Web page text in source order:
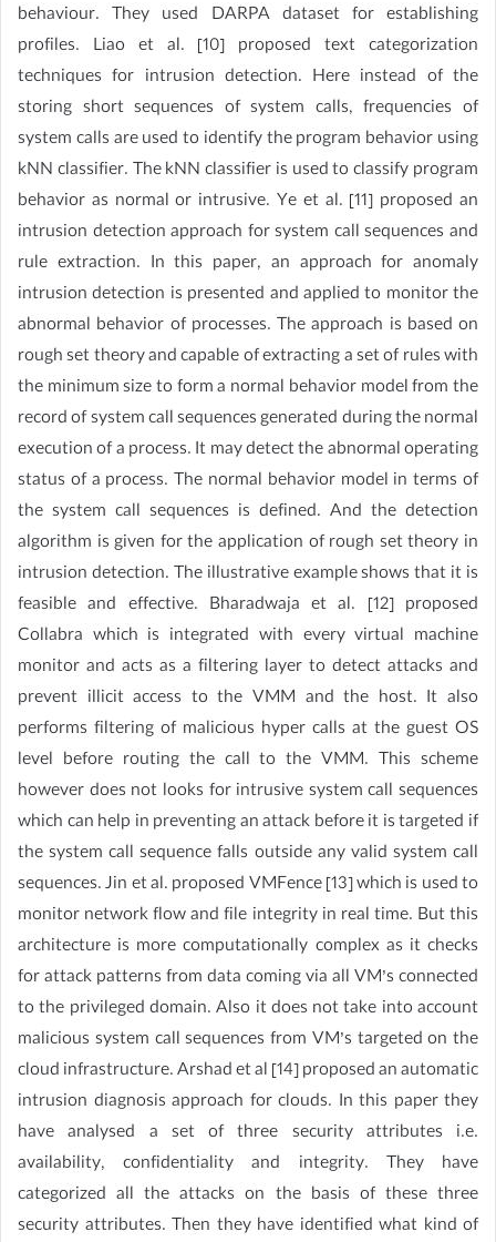
behaviour. They used DARPA dataset for establishing
profiles. Liao et al. [10] proposed text categorization
techniques for intrusion detection. Here instead of the
storing short sequences of system calls, frequencies of
system calls are used to identify the program behavior using
kNN classifier. The kNN classifier is used to classify program
behavior as normal or intrusive. Ye et al. [11] proposed an
intrusion detection approach for system call sequences and
rule extraction. In this paper, an approach for anomaly
intrusion detection is presented and applied to monitor the
abnormal behavior of processes. The approach is based on
rough set theory and capable of extracting a set of rules with
the minimum size to form a normal behavior model from the
record of system call sequences generated during the normal
execution of a process. It may detect the abnormal operating
status of a process. The normal behavior model in terms of
the system call sequences is defined. And the detection
algorithm is given for the application of rough set theory in
intrusion detection. The illustrative example shows that it is
feasible and effective. Bharadwaja et al. [12] proposed
Collabra which is integrated with every virtual machine
monitor and acts as a filtering layer to detect attacks and
prevent illicit access to the VMM and the host. It also
performs filtering of malicious hyper calls at the guest OS
level before routing the call to the VMM. This scheme
however does not looks for intrusive system call sequences
which can help in preventing an attack before it is targeted if
the system call sequence falls outside any valid system call
sequences. Jin et al. proposed VMFence [13] which is used to
monitor network flow and file integrity in real time. But this
architecture is more computationally complex as it checks
for attack patterns from data coming via all VM’s connected
to the privileged domain. Also it does not take into account
malicious system call sequences from VM’s targeted on the
cloud infrastructure. Arshad et al [14] proposed an automatic
intrusion diagnosis approach for clouds. In this paper they
have analysed a set of three security attributes i.e.
availability, confidentiality and integrity. They have
categorized all the attacks on the basis of these three
security attributes. Then they have identified what kind of